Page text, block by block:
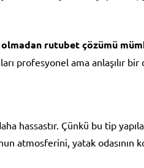
rutubet çözümü
profesyonel ama anlaşılır bir
hassastır. Çünkü bu tip
atmosferini, yatak odasının